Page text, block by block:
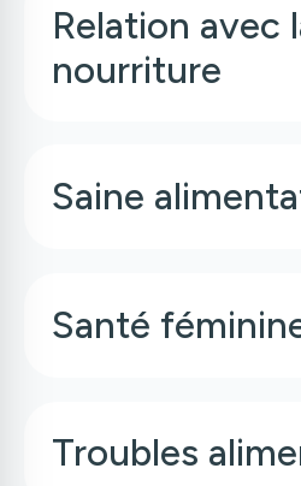
Relation avec
nourriture
Saine
Santé
Troubles